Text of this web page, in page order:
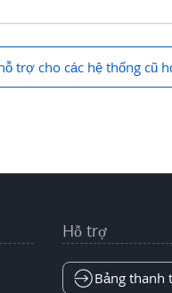
trợ cho các hệ thống cũ
Hỗ trợ
Bảng thanh